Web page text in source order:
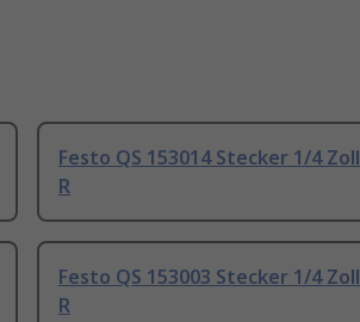
Festo QS 153014 Stecker 1/4 Zoll
R
Festo QS 153003 Stecker 1/4 Zoll
R